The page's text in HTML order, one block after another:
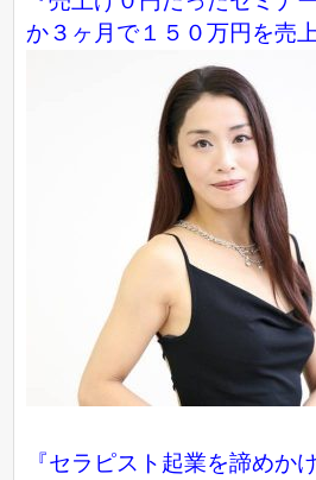
か３ヶ月で１５０万円を売
『セラピスト起業を諦めか